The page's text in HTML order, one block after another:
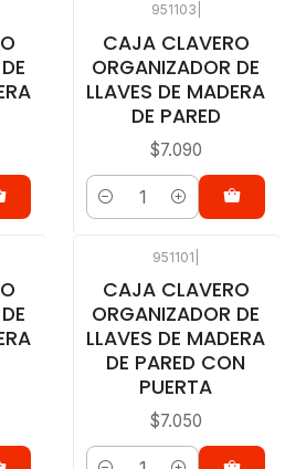
951103
CAJA CLAVERO
ORGANIZADOR DE
LLAVES DE MADERA
DE PARED
$7.090
Cantidad
951101
CAJA CLAVERO
ORGANIZADOR DE
LLAVES DE MADERA
DE PARED CON
PUERTA
$7.050